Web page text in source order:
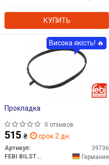
КУПИТЬ
Прокладка
0 отзывов
515 ₴ срок 2 дн.
Артикул:
39736
FEBI BILSTEIN
Германия
Висока якість! 🔥